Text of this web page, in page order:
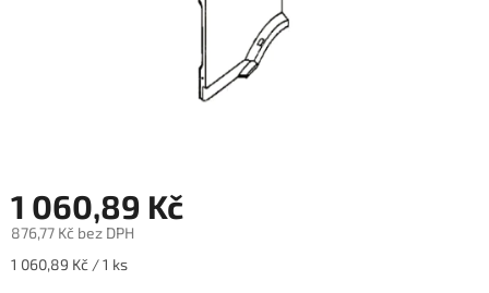
1 060,89 Kč
876,77 Kč bez DPH
Měrná
1 060,89 Kč / 1 ks